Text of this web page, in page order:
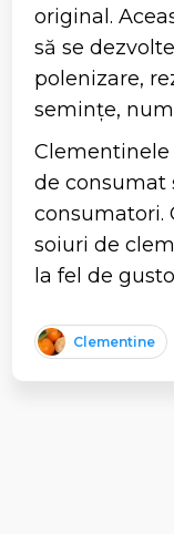
original.
să se
polenizare,
semințe,
de consumat
consumatori.
soiuri de
la fel de
Clementine